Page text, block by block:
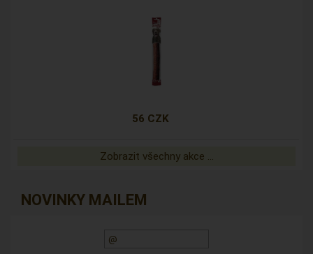
56 CZK
Zobrazit všechny akce ...
NOVINKY MAILEM